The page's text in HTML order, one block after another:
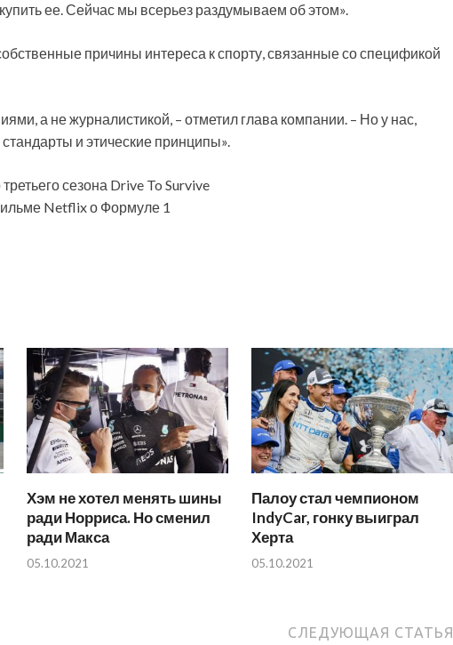
купить ее. Сейчас мы всерьез раздумываем об этом».
причины интереса к спорту, связанные со спецификой
а не журналистикой, – отметил глава компании. – Но у нас,
и этические принципы».
сезона Drive To Survive
Netflix о Формуле 1
Хэм не хотел менять шины
ради Норриса. Но сменил
ради Макса
05.10.2021
Палоу стал чемпионом
IndyCar, гонку выиграл
Херта
05.10.2021
СЛЕДУЮЩАЯ СТАТЬЯ